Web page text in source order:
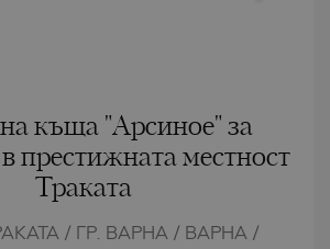
къща "Арсиное" за
престижната местност
Траката
/ ГР. ВАРНА / ВАРНА /